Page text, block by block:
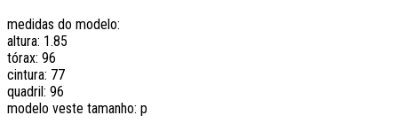
medidas do modelo:
altura: 1.85
tórax: 96
cintura: 77
quadril: 96
modelo veste tamanho: p